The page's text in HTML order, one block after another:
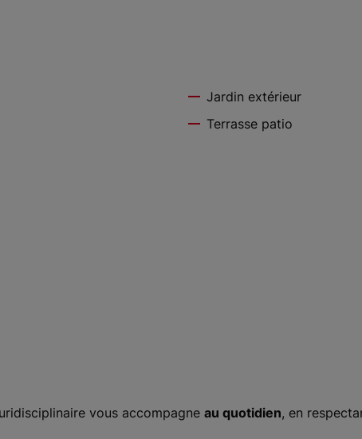
Jardin extérieur
Terrasse patio
vous accompagne au quotidien, en